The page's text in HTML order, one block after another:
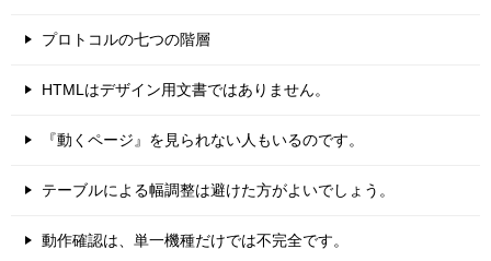
プロトコルの七つの階層
HTMLはデザイン用文書ではありません。
『動くページ』を見られない人もいるのです。
テーブルによる幅調整は避けた方がよいでしょう。
動作確認は、単一機種だけでは不完全です。